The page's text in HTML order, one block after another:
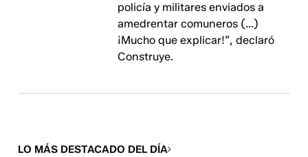
policía y militares enviados a
amedrentar comuneros (...)
¡Mucho que explicar!”, declaró
Construye.
LO MÁS DESTACADO DEL DÍA